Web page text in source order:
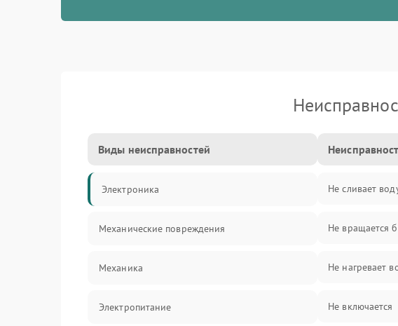
Виды неисправностей
Электроника
Механические повреждения
Механика
Электропитание
Не сливает
Не вращается
Не нагревает
Не включается